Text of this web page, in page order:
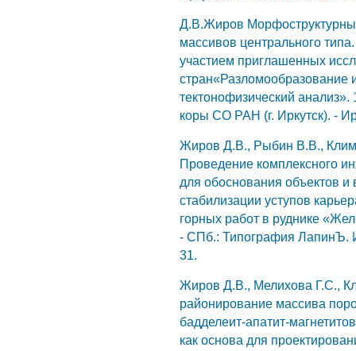
Д.В.Жиров
массивов центрального
участием приглашенных
стран«Разломообразование
тектонофизический анализ».
коры СО РАН (г. Иркутск). -
Жиров Д.В., Рыбин В.В.,
Проведение комплексного
для обоснования объектов
стабилизации уступов
горных работ в руднике
- СПб.: Типография ЛапинЪ.
31.
Жиров Д.В., Мелихова Г.С.,
районирование массива
бадделеит-апатит-
как основа для